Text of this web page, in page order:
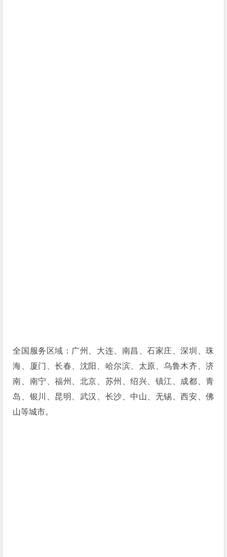
全国服务区域：广州、大连、南昌、石家庄、深圳、珠
海、厦门、长春、沈阳、哈尔滨、太原、乌鲁木齐、济
南、南宁、福州、北京、苏州、绍兴、镇江、成都、青
岛、银川、昆明、武汉、长沙、中山、无锡、西安、佛
山等城市。